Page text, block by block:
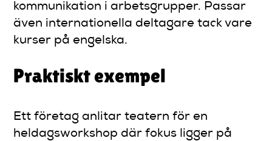
kommunikation i arbetsgrupper. Passar
även internationella deltagare tack vare
kurser på engelska.
Praktiskt exempel
Ett företag anlitar teatern för en
heldagsworkshop där fokus ligger på